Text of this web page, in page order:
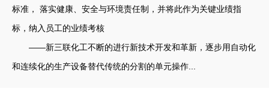
标准， 落实健康、安全与环境责任制，并将此作为关键业绩指
标，纳入员工的业绩考核
——新三联化工不断的进行新技术开发和革新，逐步用自动化
和连续化的生产设备替代传统的分割的单元操作...